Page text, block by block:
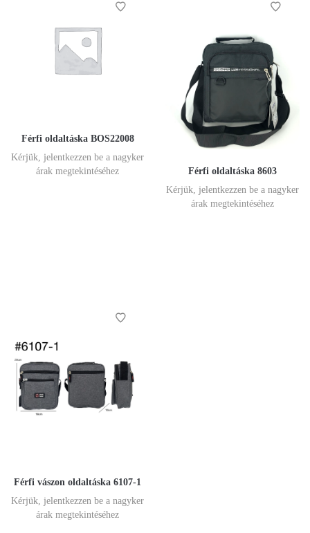
Férfi oldaltáska BOS22008
Kérjük, jelentkezzen be a nagyker
árak megtekintéséhez
Férfi oldaltáska 8603
Kérjük, jelentkezzen be a nagyker
árak megtekintéséhez
Férfi vászon oldaltáska 6107-1
Kérjük, jelentkezzen be a nagyker
árak megtekintéséhez